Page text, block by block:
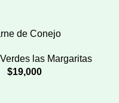
de Conejo
las Margaritas
$19,000